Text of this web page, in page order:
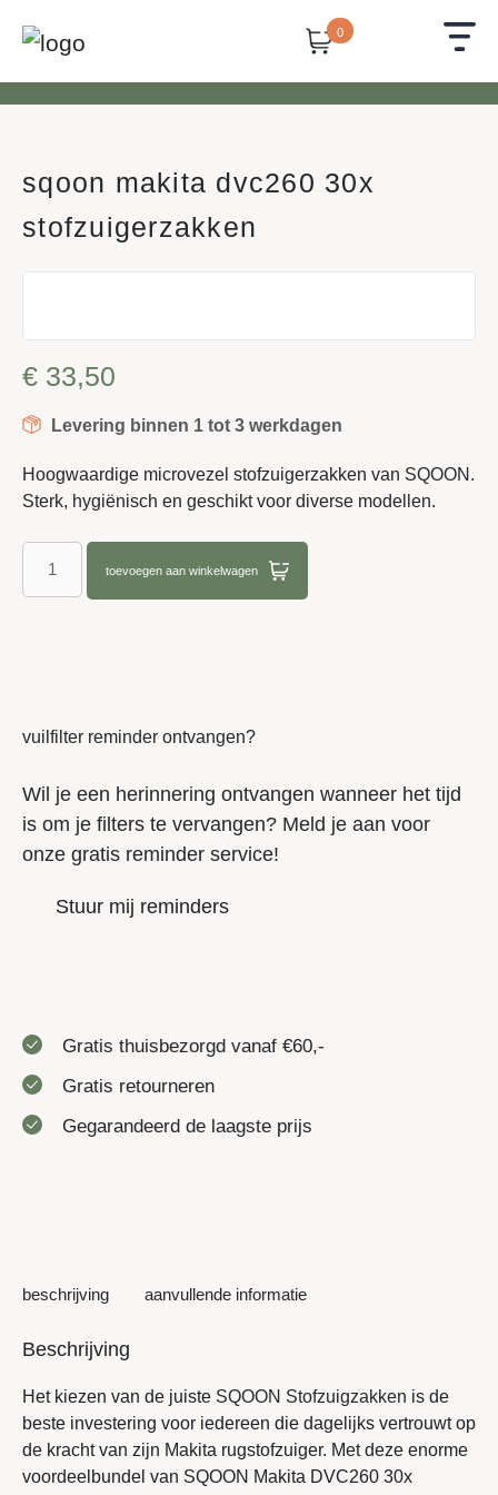
0
sqoon makita dvc260 30x
stofzuigerzakken
€ 33,50
Levering binnen 1 tot 3 werkdagen
Hoogwaardige microvezel stofzuigerzakken van SQOON.
Sterk, hygiënisch en geschikt voor diverse modellen.
toevoegen aan winkelwagen
vuilfilter reminder ontvangen?
Wil je een herinnering ontvangen wanneer het tijd
is om je filters te vervangen? Meld je aan voor
onze gratis reminder service!
Stuur mij reminders
Gratis thuisbezorgd vanaf €60,-
Gratis retourneren
Gegarandeerd de laagste prijs
beschrijving aanvullende informatie
Beschrijving
Het kiezen van de juiste SQOON Stofzuigzakken is de
beste investering voor iedereen die dagelijks vertrouwt op
de kracht van zijn Makita rugstofzuiger. Met deze enorme
voordeelbundel van SQOON Makita DVC260 30x